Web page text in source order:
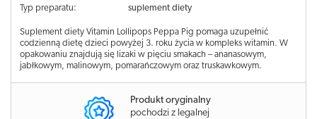
Typ preparatu:
suplement diety
Suplement diety Vitamin Lollipops Peppa Pig pomaga uzupełnić
codzienną dietę dzieci powyżej 3. roku życia w kompleks witamin. W
opakowaniu znajdują się lizaki w pięciu smakach – ananasowym,
jabłkowym, malinowym, pomarańczowym oraz truskawkowym.
Produkt oryginalny
pochodzi z legalnej